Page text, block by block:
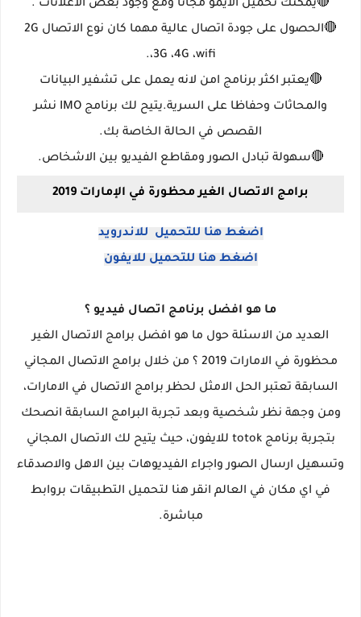
🔴يمكنك تحميل الايمو مجانا ومع وجود بعض الاعلانات .
🔴
الحصول على جودة اتصال عالية مهما كان نوع الاتصال 2G
،3G ،4G ،wifi.
🔴يعتبر اكثر برنامج امن لانه يعمل على تشفير البيانات
والمحاثات وحفاظا على السرية.يتيح لك برنامج IMO نشر
القصص في الحالة الخاصة بك.
🔴سهولة تبادل الصور ومقاطع الفيديو بين الاشخاص.
برامج الاتصال الغير محظورة في الإمارات 2019
اضغط هنا للتحميل للاندرويد
اضغط هنا للتحميل للايفون
ما هو افضل برنامج اتصال فيديو ؟
العديد من الاسئلة حول ما هو افضل برامج الاتصال الغير
محظورة في الامارات 2019 ؟ من خلال برامج الاتصال المجاني
السابقة تعتبر الحل الامثل لحظر برامج الاتصال في الامارات،
ومن وجهة نظر شخصية وبعد تجربة البرامج السابقة انصحك
بتجربة برنامج totok للايفون، حيث يتيح لك الاتصال المجاني
وتسهيل ارسال الصور واجراء الفيديوهات بين الاهل والاصدقاء
في اي مكان في العالم انقر هنا لتحميل التطبيقات بروابط
مباشرة.